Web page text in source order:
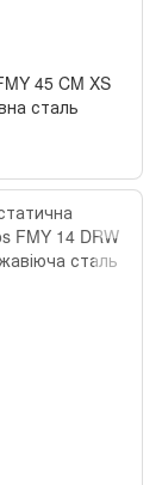
45 CM XS
сталь